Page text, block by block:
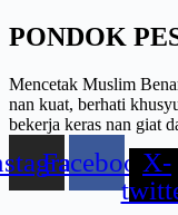
PONDOK
Mencetak Muslim
nan kuat, berhati
bekerja keras nan giat
FacebookX-